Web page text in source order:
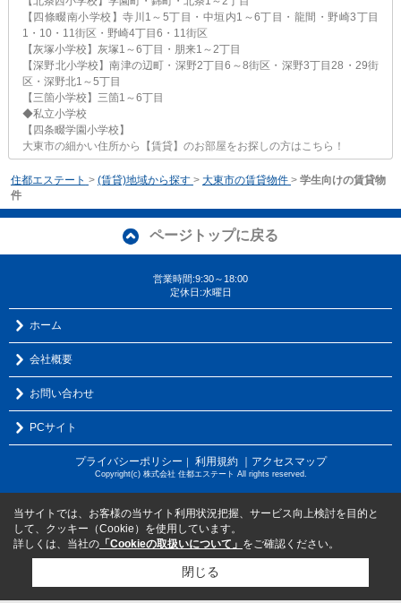
【四條畷南小学校】寺川1～5丁目・中垣内1～6丁目・龍間・野崎3丁目
1・10・11街区・野崎4丁目6・11街区
【灰塚小学校】灰塚1～6丁目・朋来1～2丁目
【深野北小学校】南津の辺町・深野2丁目6～8街区・深野3丁目28・29街
区・深野北1～5丁目
【三箇小学校】三箇1～6丁目
◆私立小学校
【四条畷学園小学校】
大東市の細かい住所から【賃貸】のお部屋をお探しの方はこちら！
住都エステート > (賃貸)地域から探す > 大東市の賃貸物件 > 学生向けの賃貸物
件
ページトップに戻る
営業時間:9:30～18:00
定休日:水曜日
ホーム
会社概要
お問い合わせ
PCサイト
プライバシーポリシー ｜ 利用規約 ｜アクセスマップ
Copyright(c) 株式会社 住都エステート All rights reserved.
当サイトでは、お客様の当サイト利用状況把握、サービス向上検討を目的と
して、クッキー（Cookie）を使用しています。
詳しくは、当社の 「Cookieの取扱いについて」 をご確認ください。
閉じる